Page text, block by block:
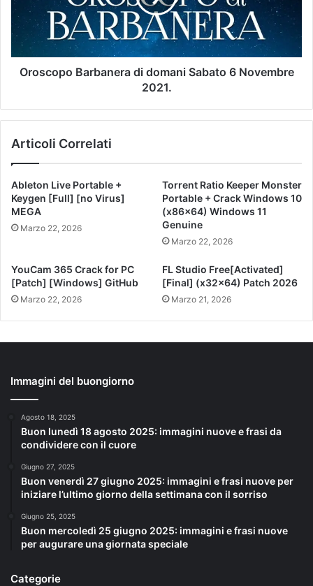
Oroscopo Barbanera di domani Sabato 6 Novembre
2021.
Articoli Correlati
Ableton Live Portable +
Keygen [Full] [no Virus]
MEGA
Marzo 22, 2026
Torrent Ratio Keeper Monster
Portable + Crack Windows 10
(x86x64) Windows 11
Genuine
Marzo 22, 2026
YouCam 365 Crack for PC
[Patch] [Windows] GitHub
Marzo 22, 2026
FL Studio Free[Activated]
[Final] (x32x64) Patch 2026
Marzo 21, 2026
Immagini del buongiorno
Agosto 18, 2025
Buon lunedì 18 agosto 2025: immagini nuove e frasi da
condividere con il cuore
Giugno 27, 2025
Buon venerdì 27 giugno 2025: immagini e frasi nuove per
iniziare l’ultimo giorno della settimana con il sorriso
Giugno 25, 2025
Buon mercoledì 25 giugno 2025: immagini e frasi nuove
per augurare una giornata speciale
Categorie